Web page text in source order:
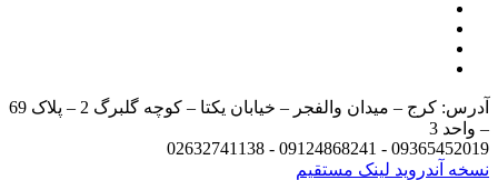
آدرس: کرج – میدان والفجر – خیابان یکتا – کوچه گلبرگ 2 – پلاک 69
3
09365452019 - 09124868241 -
آندرویدلینک مستقیم